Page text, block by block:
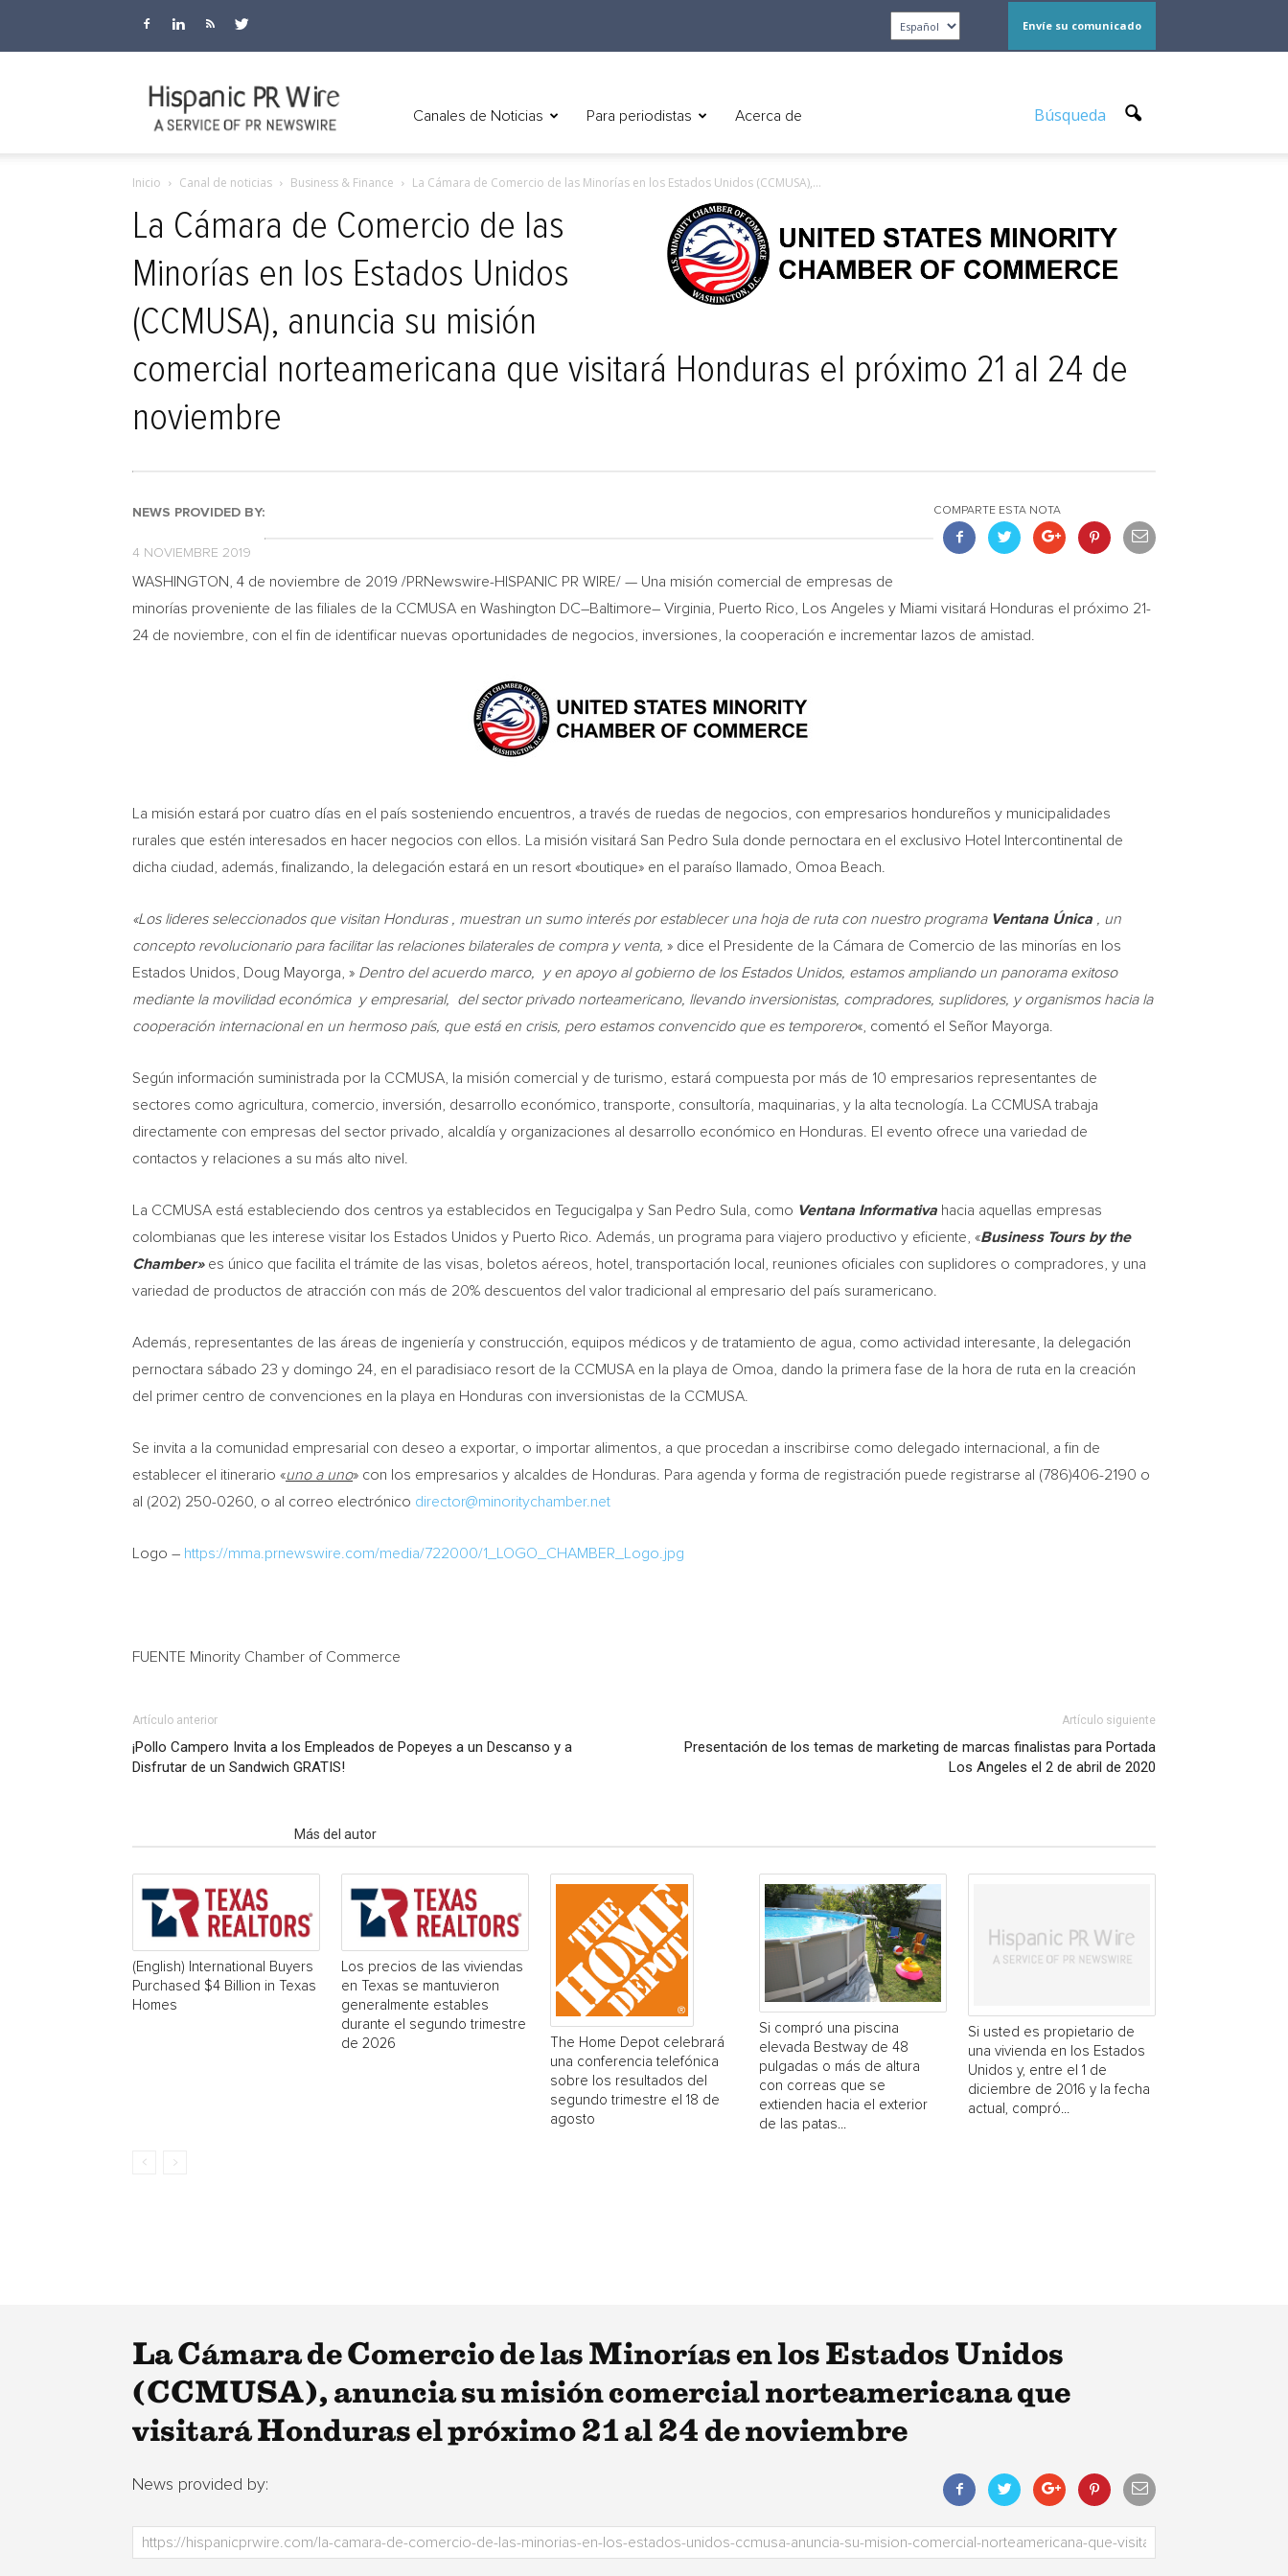
Envíe su comunicado
Canales de Noticias Para periodistas Acerca de Búsqueda
Inicio Canal de noticias Business & Finance La Cámara de Comercio de las Minorías en los Estados Unidos (CCMUSA),...
La Cámara de Comercio de las
Minorías en los Estados Unidos
(CCMUSA), anuncia su misión
comercial norteamericana que visitará Honduras el próximo 21 al 24 de
noviembre
NEWS PROVIDED BY:
4 NOVIEMBRE 2019
COMPARTE ESTA NOTA
WASHINGTON
, 4 de noviembre de 2019 /PRNewswire-HISPANIC PR WIRE/ — Una misión comercial de empresas de
minorías proveniente de las filiales de la CCMUSA en Washington DC–Baltimore– Virginia Puerto Rico Los Angeles y Miami visitará Honduras el próximo 21-
24 de noviembre, con el fin de identificar nuevas oportunidades de negocios, inversiones, la cooperación e incrementar lazos de amistad.
La misión estará por cuatro días en el país sosteniendo encuentros, a través de ruedas de negocios, con empresarios hondureños y municipalidades
rurales que estén interesados en hacer negocios con ellos. La misión visitará San Pedro Sula donde pernoctara en el exclusivo Hotel Intercontinental de
dicha ciudad, además, finalizando, la delegación estará en un resort «boutique» en el paraíso llamado, Omoa Beach.
«Los lideres seleccionados que visitan Honduras, muestran un sumo interés por establecer una hoja de ruta con nuestro programa Ventana Única , un
concepto revolucionario para facilitar las relaciones bilaterales de compra y venta, » dice el Presidente de la Cámara de Comercio de las minorías en los
Estados Unidos,
Doug Mayorga , » Dentro del acuerdo marco, y en apoyo al gobierno de los Estados Unidos, estamos ampliando un panorama exitoso
mediante la movilidad económica y empresarial, del sector privado norteamericano, llevando inversionistas, compradores, suplidores, y organismos hacia la
cooperación internacional en un hermoso país, que está en crisis, pero estamos convencido que es temporero«, comentó el Señor Mayorga.
Según información suministrada por la CCMUSA, la misión comercial y de turismo, estará compuesta por más de 10 empresarios representantes de
sectores como agricultura, comercio, inversión, desarrollo económico, transporte, consultoría, maquinarias, y la alta tecnología. La CCMUSA trabaja
directamente con empresas del sector privado, alcaldía y organizaciones al desarrollo económico en Honduras . El evento ofrece una variedad de
contactos y relaciones a su más alto nivel.
La CCMUSA está estableciendo dos centros ya establecidos en Tegucigalpa y San Pedro Sula, como Ventana Informativa hacia aquellas empresas
colombianas que les interese visitar los Estados Unidos y Puerto Rico . Además, un programa para viajero productivo y eficiente, «Business Tours by the
Chamber» es único que facilita el trámite de las visas, boletos aéreos, hotel, transportación local, reuniones oficiales con suplidores o compradores, y una
variedad de productos de atracción con más de 20% descuentos del valor tradicional al empresario del país suramericano.
Además, representantes de las áreas de ingeniería y construcción, equipos médicos y de tratamiento de agua, como actividad interesante, la delegación
pernoctara sábado 23 y domingo 24, en el paradisiaco resort de la CCMUSA en la playa de Omoa, dando la primera fase de la hora de ruta en la creación
del primer centro de convenciones en la playa en Honduras con inversionistas de la CCMUSA.
Se invita a la comunidad empresarial con deseo a exportar, o importar alimentos, a que procedan a inscribirse como delegado internacional, a fin de
establecer el itinerario «uno a uno» con los empresarios y alcaldes de Honduras . Para agenda y forma de registración puede registrarse al (786)406-2190 o
al (202) 250-0260, o al correo electrónico director@minoritychamber.net
Logo – https://mma.prnewswire.com/media/722000/1_LOGO_CHAMBER_Logo.jpg
FUENTE Minority Chamber of Commerce
Artículo anterior
¡Pollo Campero Invita a los Empleados de Popeyes a un Descanso y a
Disfrutar de un Sandwich GRATIS!
Artículo siguiente
Presentación de los temas de marketing de marcas finalistas para Portada
Los Angeles el 2 de abril de 2020
Más del autor
(English) International Buyers
Purchased $4 Billion in Texas
Homes
Los precios de las viviendas
en Texas se mantuvieron
generalmente estables
durante el segundo trimestre
de 2026
The Home Depot celebrará
una conferencia telefónica
sobre los resultados del
segundo trimestre el 18 de
agosto
Si compró una piscina
elevada Bestway de 48
pulgadas o más de altura
con correas que se
extienden hacia el exterior
de las patas...
Si usted es propietario de
una vivienda en los Estados
Unidos y, entre el 1 de
diciembre de 2016 y la fecha
actual, compró...
La Cámara de Comercio de las Minorías en los Estados Unidos
(CCMUSA), anuncia su misión comercial norteamericana que
visitará Honduras el próximo 21 al 24 de noviembre
News provided by: